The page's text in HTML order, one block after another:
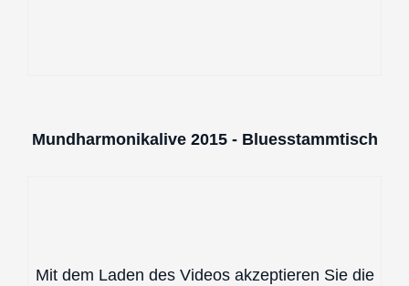
Mundharmonikalive 2015 - Bluesstammtisch
Mit dem Laden des Videos akzeptieren Sie die